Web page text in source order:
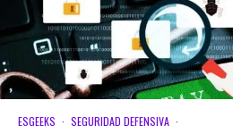
ESGEEKS · SEGURIDAD DEFENSIVA ·